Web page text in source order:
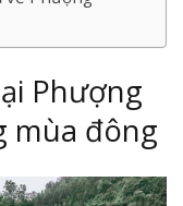
Phượng
mùa đông